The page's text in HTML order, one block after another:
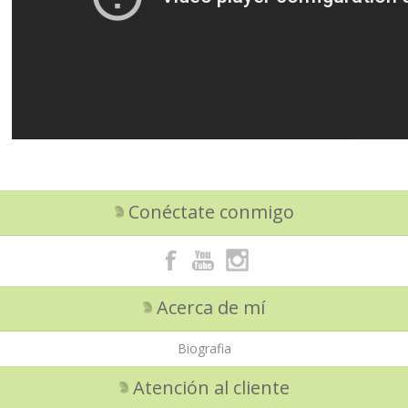
Conéctate conmigo
Acerca de mí
Biografia
Atención al cliente